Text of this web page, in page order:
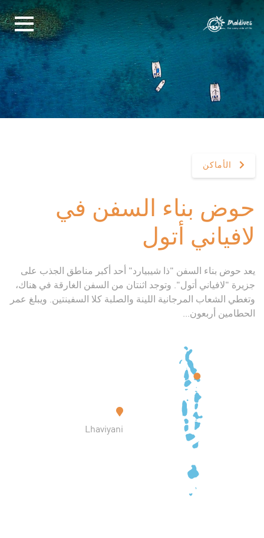
الأماكن
حوض بناء السفن في
لافياني أتول
يعد حوض بناء السفن "ذا شيبيارد" أحد أكبر مناطق الجذب على
جزيرة "لافياني أتول". وتوجد اثنتان من السفن الغارقة في هناك،
وتغطي الشعاب المرجانية اللينة والصلبة كلا السفينتين. ويبلغ عمر
الحطامين أربعون...
Lhaviyani